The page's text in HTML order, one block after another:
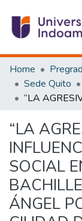
Communities &
All of DSpace
Statistics
Home
Sede Quito
“LA
SOCIAL
ÁNGEL